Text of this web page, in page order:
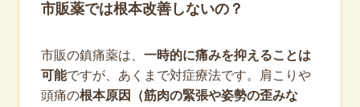
市販薬では根本改善しないの？
市販の鎮痛薬は、 一時的に痛みを抑えることは
可能ですが、あくまで対症療法です。肩こりや
頭痛の根本原因（筋肉の緊張や姿勢の歪みな